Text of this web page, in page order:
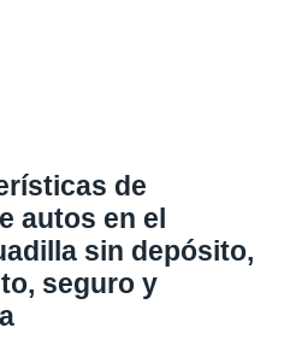
de
autos en el
sin depósito,
seguro y